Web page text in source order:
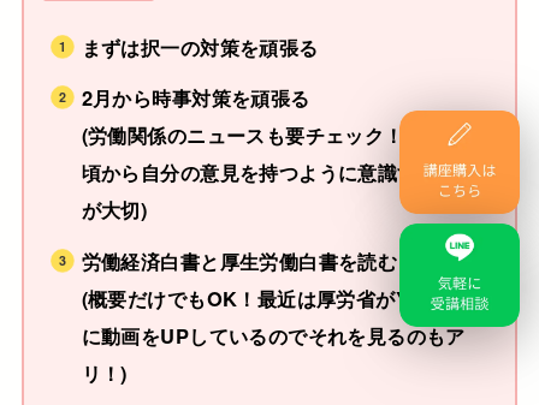
まずは択一の対策を頑張る
2月から時事対策を頑張る
(労働関係のニュースも要チェック！また、日
頃から自分の意見を持つように意識すること
が大切)
労働経済白書と厚生労働白書を読む
(概要だけでもOK！最近は厚労省がYouTube
に動画をUPしているのでそれを見るのもア
リ！)